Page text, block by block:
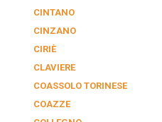
CINTANO
CINZANO
CIRIÈ
CLAVIERE
COASSOLO TORINESE
COAZZE